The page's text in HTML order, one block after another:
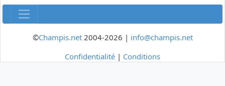
©Champis.net2004-2026 | info@champis.net
Confidentialité | Conditions